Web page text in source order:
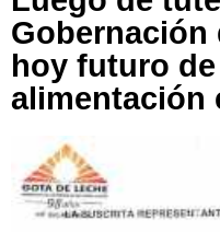
Gobernación
hoy futuro
alimentación